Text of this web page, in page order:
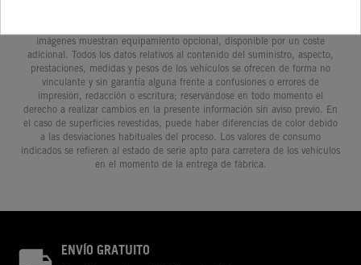
imágenes muestran equipamiento opcional, disponible por un coste
adicional. Todos los datos relativos al contenido del suministro, aspecto,
prestaciones, medidas y pesos de los vehículos se ofrecen de forma no
vinculante y sin garantía alguna frente a confusiones o errores de
impresión, redacción o escritura; reservándose en todo momento el
derecho a realizar cambios en la presente información sin aviso previo. En
el caso de superficies revestidas, puede haber diferencias de color debido
a las desviaciones habituales del proceso. Los valores de consumo
indicados se refieren al estado de serie apto para carretera de los vehículos
en el momento de la entrega de fábrica.
ENVÍO GRATUITO